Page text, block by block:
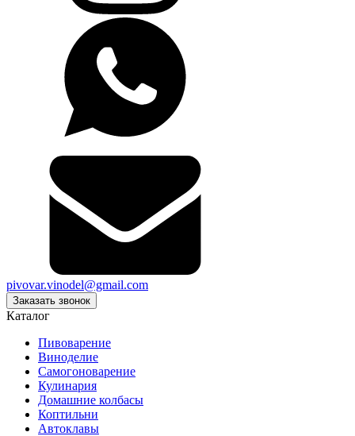
pivovar.vinodel@gmail.com
Заказать звонок
Каталог
Пивоварение
Виноделие
Самогоноварение
Кулинария
Домашние колбасы
Коптильни
Автоклавы